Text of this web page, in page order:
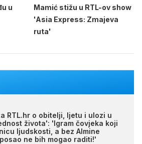
u
Mamić stižu u RTL-ov show
'Asia Express: Zmajeva
ruta'
RTL.hr o obitelji, ljetu i ulozi u
života': 'Igram čovjeka koji
ljudskosti, a bez Almine
ne bih mogao raditi!'